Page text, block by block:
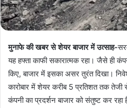
मुनाफे की खबर से शेयर बाजार में उत्साह-
यह हफ्ता काफी सकारात्मक रहा। जैसे ही
किए, बाजार में इसका असर तुरंत दिखा।
कारोबार में शेयर करीब 5 प्रतिशत तक
कंपनी का प्रदर्शन बाजार को संतुष्ट कर